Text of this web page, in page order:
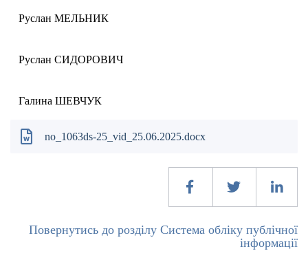
Руслан МЕЛЬНИК
Руслан СИДОРОВИЧ
Галина ШЕВЧУК
no_1063ds-25_vid_25.06.2025.docx
Повернутись до розділу Система обліку публічної
інформації